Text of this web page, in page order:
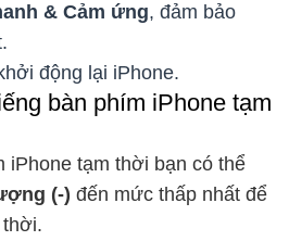
& Cảm ứng, đảm bảo
động lại iPhone.
bàn phím iPhone tạm
iPhone tạm thời bạn có thể
(-) đến mức thấp nhất để